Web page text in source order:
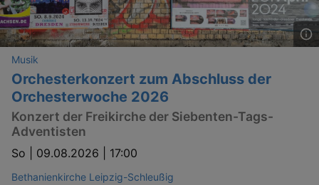
Musik
Orchesterkonzert zum Abschluss der
Orchesterwoche 2026
Konzert der Freikirche der Siebenten-Tags-
Adventisten
So | 09.08.2026 | 17:00
Bethanienkirche Leipzig-Schleußig